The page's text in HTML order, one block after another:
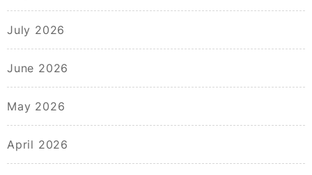
July 2026
June 2026
May 2026
April 2026